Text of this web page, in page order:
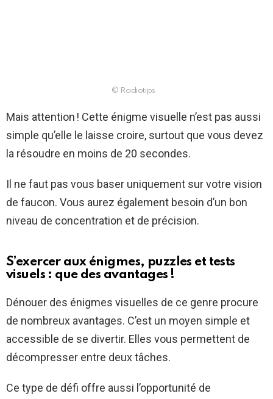
© Radiotips
Mais attention ! Cette énigme visuelle n’est pas aussi
simple qu’elle le laisse croire, surtout que vous devez
la résoudre en moins de 20 secondes.
Il ne faut pas vous baser uniquement sur votre vision
de faucon. Vous aurez également besoin d’un bon
niveau de concentration et de précision.
S’exercer aux énigmes, puzzles et tests
visuels : que des avantages !
Dénouer des énigmes visuelles de ce genre procure
de nombreux avantages. C’est un moyen simple et
accessible de se divertir. Elles vous permettent de
décompresser entre deux tâches.
Ce type de défi offre aussi l’opportunité de